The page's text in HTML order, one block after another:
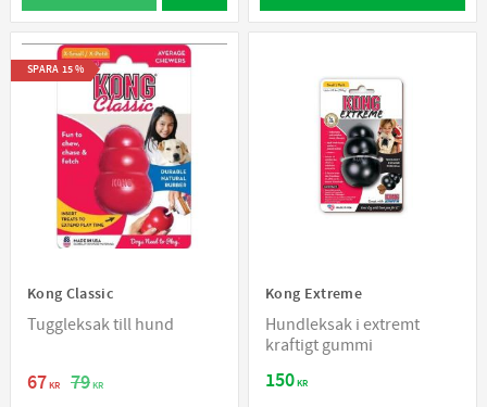
Kong Classic
Tuggleksak till hund
67KR 79KR
SPARA 15%
Kong Extreme
Hundleksak i extremt
kraftigt gummi
150KR